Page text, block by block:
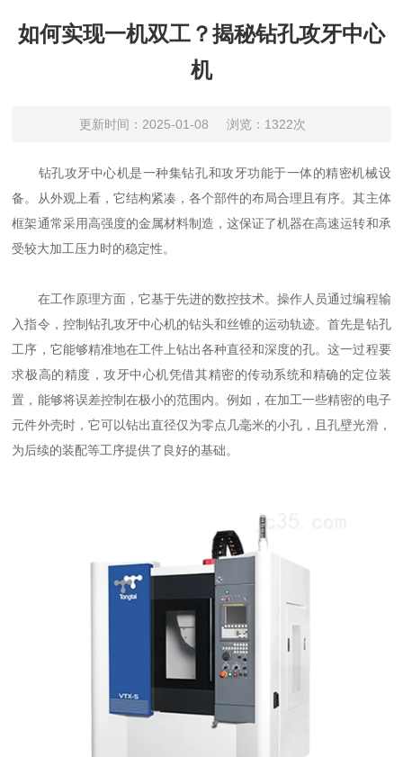
如何实现一机双工？揭秘钻孔攻牙中心
机
更新时间：2025-01-08 浏览：1322次
钻孔攻牙中心机是一种集钻孔和攻牙功能于一体的精密机械设
备。从外观上看，它结构紧凑，各个部件的布局合理且有序。其主体
框架通常采用高强度的金属材料制造，这保证了机器在高速运转和承
受较大加工压力时的稳定性。
在工作原理方面，它基于先进的数控技术。操作人员通过编程输
入指令，控制钻孔攻牙中心机的钻头和丝锥的运动轨迹。首先是钻孔
工序，它能够精准地在工件上钻出各种直径和深度的孔。这一过程要
求极高的精度，攻牙中心机凭借其精密的传动系统和精确的定位装
置，能够将误差控制在极小的范围内。例如，在加工一些精密的电子
元件外壳时，它可以钻出直径仅为零点几毫米的小孔，且孔壁光滑，
为后续的装配等工序提供了良好的基础。